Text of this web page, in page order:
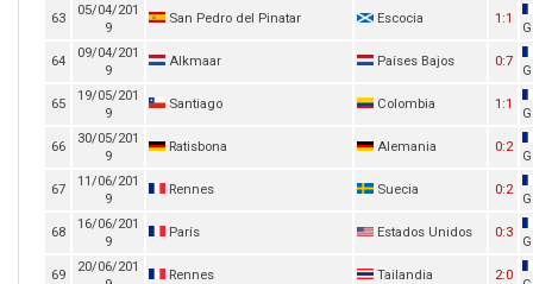
63
05/04/201
9
San Pedro del Pinatar Escocia 1:1
64
09/04/201
9
Alkmaar Países Bajos 0:7
65
19/05/201
9
Santiago Colombia 1:1
66
30/05/201
9
Ratisbona Alemania 0:2
67
11/06/201
9
Rennes Suecia 0:2
68
16/06/201
9
París Estados Unidos 0:3
69
20/06/201
Rennes Tailandia 2:0